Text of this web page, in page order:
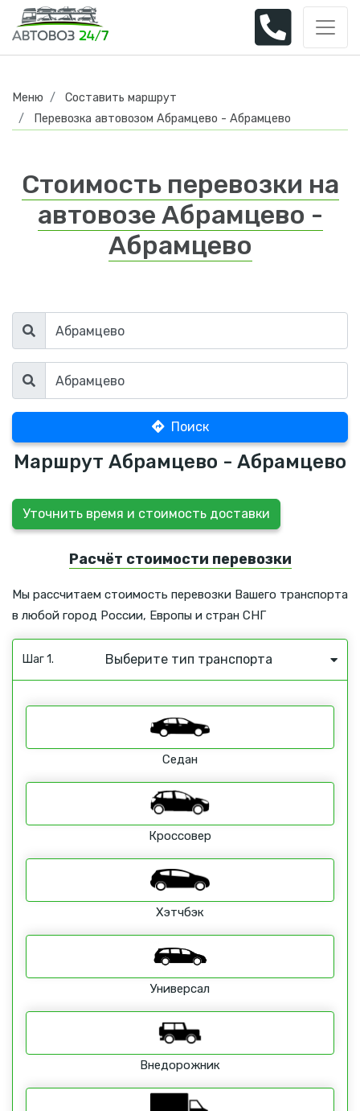
Меню
Составить маршрут
Перевозка автовозом Абрамцево - Абрамцево
Стоимость перевозки на
автовозе Абрамцево -
Абрамцево
Поиск
Маршрут Абрамцево - Абрамцево
Уточнить время и стоимость доставки
Расчёт стоимости перевозки
Мы рассчитаем стоимость перевозки Вашего транспорта
в любой город России, Европы и стран СНГ
Шаг 1. Выберите тип транспорта
Седан
Кроссовер
Хэтчбэк
Универсал
Внедорожник